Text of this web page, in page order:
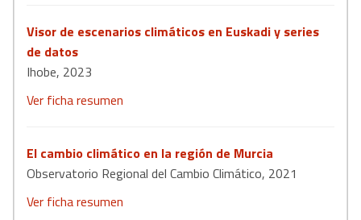
Visor de escenarios climáticos en Euskadi y series
de datos
Ihobe, 2023
Ver ficha resumen
El cambio climático en la región de Murcia
Observatorio Regional del Cambio Climático, 2021
Ver ficha resumen